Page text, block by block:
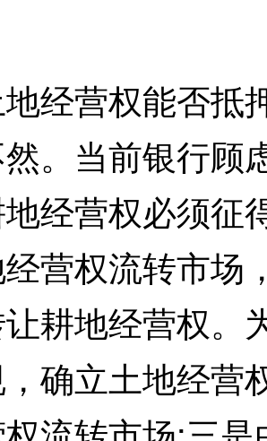
营权能否抵
。当前银行顾
经营权必须征
营权流转市场
耕地经营权。
确立土地经营